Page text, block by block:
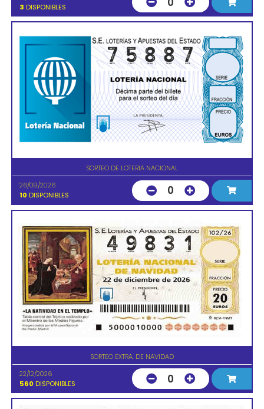
3 DISPONIBLES
SORTEO DE LOTERIA NACIONAL
26/09/2026
10 DISPONIBLES 0
SORTEO EXTRA. DE NAVIDAD
22/12/2026
560 DISPONIBLES 0